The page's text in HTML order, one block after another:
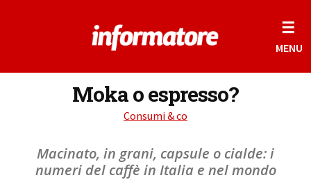
☰
MENU
Moka o espresso?
Consumi & co
Macinato, in grani, capsule o cialde: i
numeri del caffè in Italia e nel mondo